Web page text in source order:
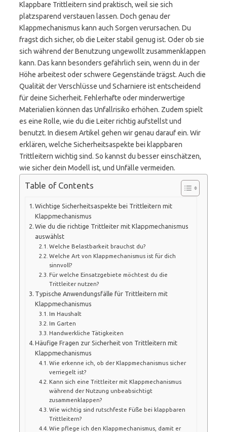
Klappbare Trittleitern sind praktisch, weil sie sich
platzsparend verstauen lassen. Doch genau der
Klappmechanismus kann auch Sorgen verursachen. Du
fragst dich sicher, ob die Leiter stabil genug ist. Oder ob sie
sich während der Benutzung ungewollt zusammenklappen
kann. Das kann besonders gefährlich sein, wenn du in der
Höhe arbeitest oder schwere Gegenstände trägst. Auch die
Qualität der Verschlüsse und Scharniere ist entscheidend
für deine Sicherheit. Fehlerhafte oder minderwertige
Materialien können das Unfallrisiko erhöhen. Zudem spielt
es eine Rolle, wie du die Leiter richtig aufstellst und
benutzt. In diesem Artikel gehen wir genau darauf ein. Wir
erklären, welche Sicherheitsaspekte bei klappbaren
Trittleitern wichtig sind. So kannst du besser einschätzen,
wie sicher dein Modell ist, und Unfälle vermeiden.
Table of Contents
Wichtige Sicherheitsaspekte bei Trittleitern mit
Klappmechanismus
Wie du die richtige Trittleiter mit Klappmechanismus
auswählst
Welche Belastbarkeit brauchst du?
Welche Art von Klappmechanismus ist für dich
sinnvoll?
Für welche Einsatzgebiete möchtest du die
Trittleiter nutzen?
Typische Anwendungsfälle für Trittleitern mit
Klappmechanismus
Im Haushalt
Im Garten
Handwerkliche Tätigkeiten
Häufige Fragen zur Sicherheit von Trittleitern mit
Klappmechanismus
Wie erkenne ich, ob der Klappmechanismus sicher
verriegelt ist?
Kann sich eine Trittleiter mit Klappmechanismus
während der Nutzung unbeabsichtigt
zusammenklappen?
Wie wichtig sind rutschfeste Füße bei klappbaren
Trittleitern?
Wie pflege ich den Klappmechanismus, damit er